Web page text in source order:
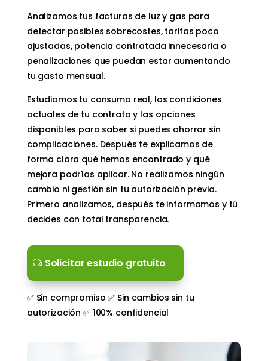
Analizamos tus facturas de luz y gas para
detectar posibles sobrecostes, tarifas poco
ajustadas, potencia contratada innecesaria o
penalizaciones que puedan estar aumentando
tu gasto mensual.
Estudiamos tu consumo real, las condiciones
actuales de tu contrato y las opciones
disponibles para saber si puedes ahorrar sin
complicaciones. Después te explicamos de
forma clara qué hemos encontrado y qué
mejora podrías aplicar. No realizamos ningún
cambio ni gestión sin tu autorización previa.
Primero analizamos, después te informamos y tú
decides con total transparencia.
Solicitar estudio gratuito
✅ Sin compromiso ✅ Sin cambios sin tu
autorización ✅ 100% confidencial